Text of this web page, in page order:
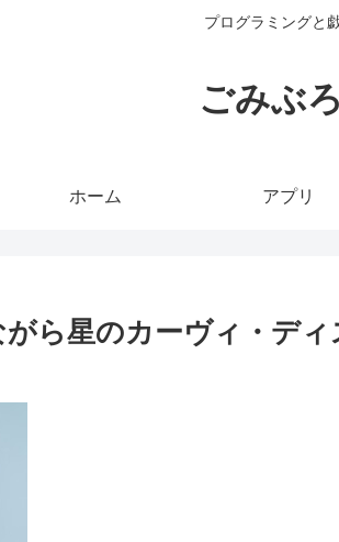
プログラミングと
ごみぶ
ホーム アプリ
ら星のカーヴィ・デ